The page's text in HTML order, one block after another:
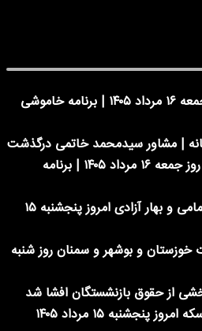
جدول قطعی برق مشهد روز جمعه ۱۶ مرداد ۱۴۰۵ | برنامه خاموشی
| مشاور سیدمحمد خاتمی درگذشت
جدول قطعی برق البرز و کرج روز جمعه ۱۶ مرداد ۱۴۰۵ | برنامه
افزایش میلیونی قیمت سکه امامی و بهار آزادی امروز پنجشنبه ۱۵
و بوشهر و سمنان روز شنبه
از حقوق بازنشستگان افشا شد
۱۵ مرداد ۱۴۰۵